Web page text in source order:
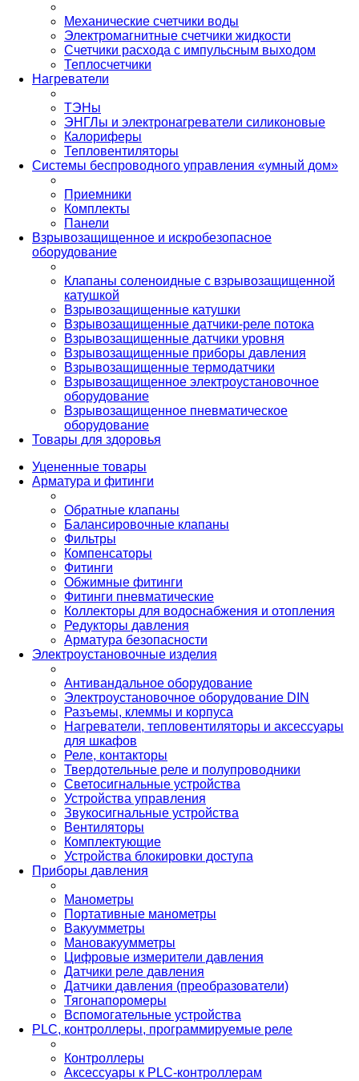
Механические счетчики воды
Электромагнитные счетчики жидкости
Счетчики расхода с импульсным выходом
Теплосчетчики
Нагреватели
ТЭНы
ЭНГЛы и электронагреватели силиконовые
Калориферы
Тепловентиляторы
Системы беспроводного управления «умный дом»
Приемники
Комплекты
Панели
Взрывозащищенное и искробезопасное
оборудование
Клапаны соленоидные с взрывозащищенной
катушкой
Взрывозащищенные катушки
Взрывозащищенные датчики-реле потока
Взрывозащищенные датчики уровня
Взрывозащищенные приборы давления
Взрывозащищенные термодатчики
Взрывозащищенное электроустановочное
оборудование
Взрывозащищенное пневматическое
оборудование
Товары для здоровья
Уцененные товары
Арматура и фитинги
Обратные клапаны
Балансировочные клапаны
Фильтры
Компенсаторы
Фитинги
Обжимные фитинги
Фитинги пневматические
Коллекторы для водоснабжения и отопления
Редукторы давления
Арматура безопасности
Электроустановочные изделия
Антивандальное оборудование
Электроустановочное оборудование DIN
Разъемы, клеммы и корпуса
Нагреватели, тепловентиляторы и аксессуары
для шкафов
Реле, контакторы
Твердотельные реле и полупроводники
Светосигнальные устройства
Устройства управления
Звукосигнальные устройства
Вентиляторы
Комплектующие
Устройства блокировки доступа
Приборы давления
Манометры
Портативные манометры
Вакуумметры
Мановакуумметры
Цифровые измерители давления
Датчики реле давления
Датчики давления (преобразователи)
Тягонапоромеры
Вспомогательные устройства
PLС, контроллеры, программируемые реле
Контроллеры
Аксессуары к PLC-контроллерам